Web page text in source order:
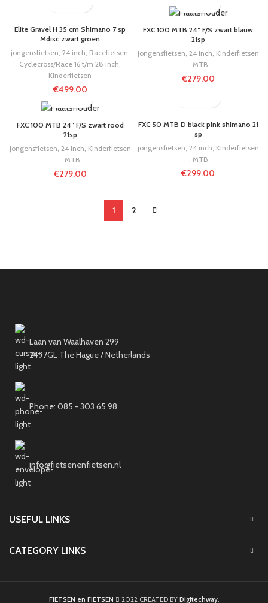
Elite Gravel H 35 cm Shimano 7 sp
Mdisc zwart groen
jongensfietsen 24 inch Racefietsen
Cyclecross/Race 16 t/m 28 inch
Kinderfietsen
€499.00
FXC 100 MTB 24″ F/S zwart blauw
21sp
jongensfietsen, 24 inch, Kinderfietsen
, MTB
€279.00
FXC 100 MTB 24″ F/S zwart rood
21sp
jongensfietsen, 24 inch, Kinderfietsen
, MTB
€279.00
FXC 50 MTB D black pink shimano 21
sp
jongensfietsen 24 inch Kinderfietsen
MTB
€299.00
1 2
Laan van Waalhaven 299
2497GL The Hague / Netherlands
Phone: 085 - 303 65 98
info@fietsenenfietsen.nl
USEFUL LINKS
CATEGORY LINKS
FIETSEN en FIETSEN 2022 CREATED BY Digitechway.